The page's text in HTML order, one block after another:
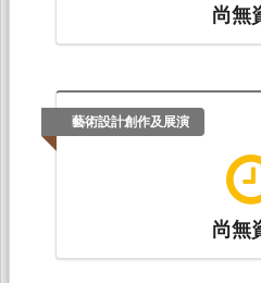
尚無
藝術設計創作及展演
尚無